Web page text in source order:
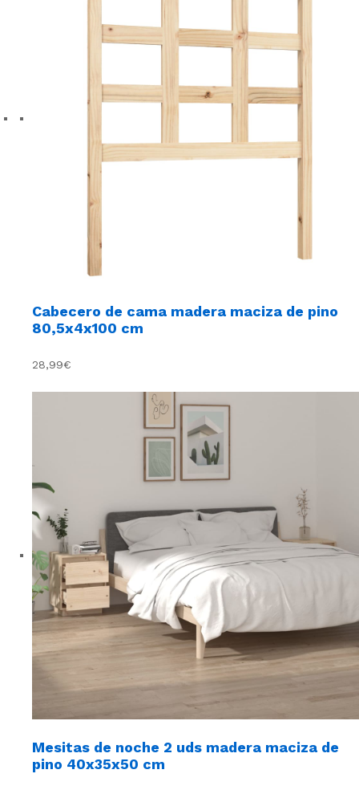
Cabecero de cama madera maciza de pino
80,5x4x100 cm
28,99€
Mesitas de noche 2 uds madera maciza de
pino 40x35x50 cm